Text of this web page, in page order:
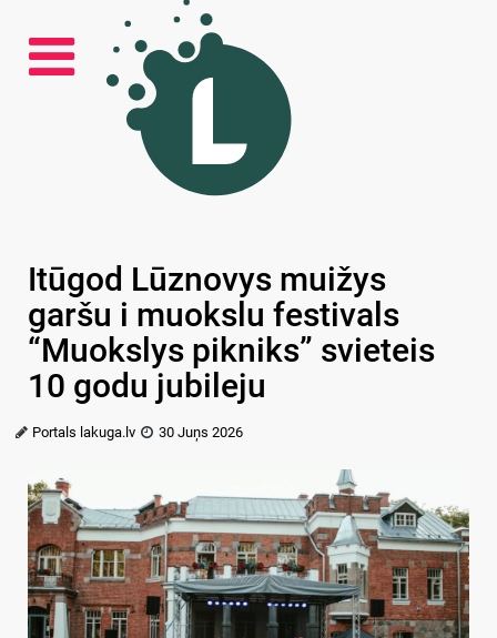
Itūgod Lūznovys muižys
garšu i muokslu festivals
“Muokslys pikniks” svieteis
10 godu jubileju
Portals lakuga.lv 30 Juņs 2026